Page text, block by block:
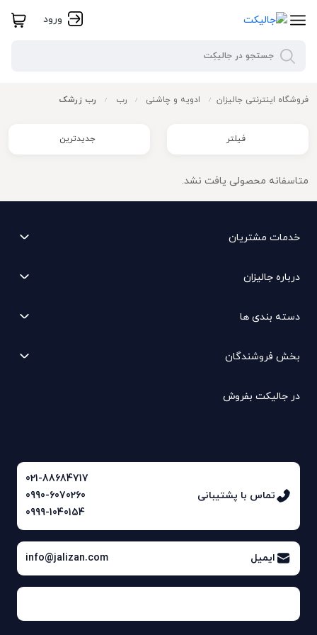
ورود
فروشگاه اینترنتی جالیزان / ادویه و چاشنی / رب / رب زرشک
فیلتر جدیدترین
متاسفانه محصولی یافت نشد.
خدمات مشتریان
درباره جالیزان
دسته بندی ها
بخش فروشندگان
در جالیکت بفروش
تماس با پشتیبانی
021-88684717
0990-6070260
0999-1040154
ایمیل info@jalizan.com